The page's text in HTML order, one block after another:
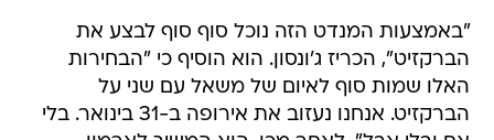
"באמצעות המנדט הזה נוכל סוף סוף לבצע את
הברקזיט", הכריז ג'ונסון. הוא הוסיף כי "הבחירות
האלו שמות סוף לאיום של משאל עם שני על
הברקזיט. אנחנו נעזוב את אירופה ב-31 בינואר. בלי